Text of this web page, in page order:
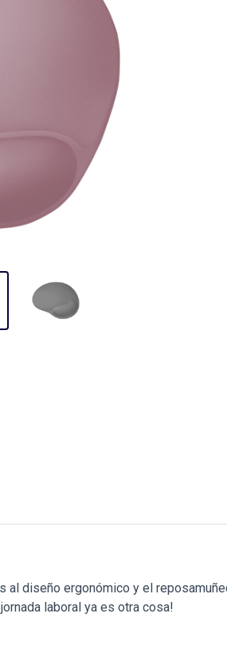
al diseño ergonómico y el
laboral ya es otra cosa!